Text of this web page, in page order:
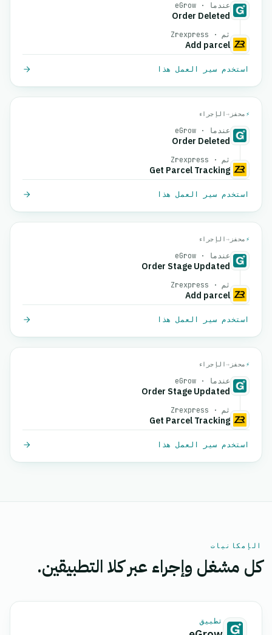
عندما · eGrow
Order Deleted
ثم · Zrexpress
Add parcel
استخدم سير العمل هذا
⚡ محفز →الإجراء
عندما · eGrow
Order Deleted
ثم · Zrexpress
Get Parcel Tracking
استخدم سير العمل هذا
⚡ محفز →الإجراء
عندما · eGrow
Order Stage Updated
ثم · Zrexpress
Add parcel
استخدم سير العمل هذا
⚡ محفز →الإجراء
عندما · eGrow
Order Stage Updated
ثم · Zrexpress
Get Parcel Tracking
استخدم سير العمل هذا
الإمكانيات
كل مشغل وإجراء عبر كلا التطبيقين.
تطبيق